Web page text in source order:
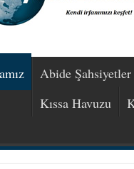
Abide Şahsiyetler
Kıssa Havuzu